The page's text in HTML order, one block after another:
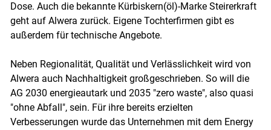
Skip to main content
Dose. Auch die bekannte Kürbiskern(öl)-Marke Steirerkraft
geht auf Alwera zurück. Eigene Tochterfirmen gibt es
außerdem für technische Angebote.
Neben Regionalität, Qualität und Verlässlichkeit wird von
Alwera auch Nachhaltigkeit großgeschrieben. So will die
AG 2030 energieautark und 2035 "zero waste", also quasi
"ohne Abfall", sein. Für ihre bereits erzielten
Verbesserungen wurde das Unternehmen mit dem Energy